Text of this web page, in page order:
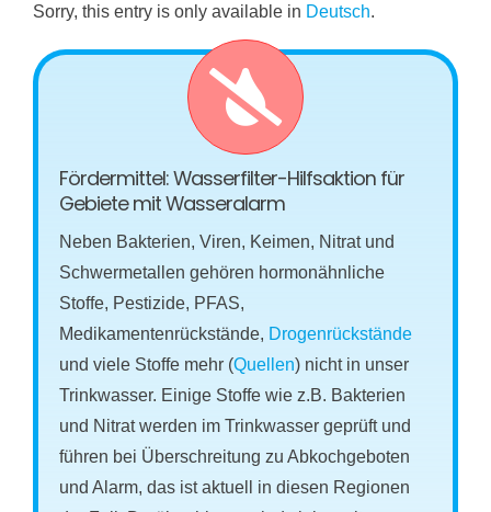
Sorry, this entry is only available in Deutsch.
Fördermittel: Wasserfilter-Hilfsaktion für
Gebiete mit Wasseralarm
Neben Bakterien, Viren, Keimen, Nitrat und
Schwermetallen gehören hormonähnliche
Stoffe, Pestizide, PFAS,
Medikamentenrückstände, Drogenrückstände
und viele Stoffe mehr (Quellen) nicht in unser
Trinkwasser. Einige Stoffe wie z.B. Bakterien
und Nitrat werden im Trinkwasser geprüft und
führen bei Überschreitung zu Abkochgeboten
und Alarm, das ist aktuell in diesen Regionen